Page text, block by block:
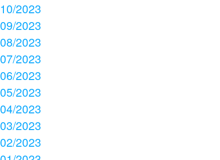
10/2023
09/2023
08/2023
07/2023
06/2023
05/2023
04/2023
03/2023
02/2023